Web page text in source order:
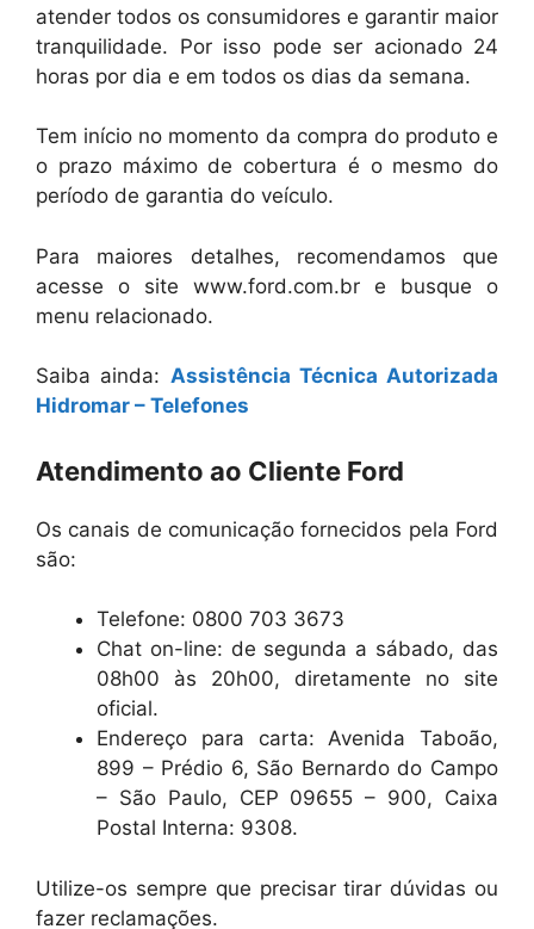
atender todos os consumidores e garantir maior
tranquilidade. Por isso pode ser acionado 24
horas por dia e em todos os dias da semana.
Tem início no momento da compra do produto e
o prazo máximo de cobertura é o mesmo do
período de garantia do veículo.
Para maiores detalhes, recomendamos que
acesse o site www.ford.com.br e busque o
menu relacionado.
Saiba ainda: Assistência Técnica Autorizada
Hidromar – Telefones
Atendimento ao Cliente Ford
Os canais de comunicação fornecidos pela Ford
são:
Telefone: 0800 703 3673
Chat on-line: de segunda a sábado, das
08h00 às 20h00, diretamente no site
oficial.
Endereço para carta: Avenida Taboão,
899 – Prédio 6, São Bernardo do Campo
– São Paulo, CEP 09655 – 900, Caixa
Postal Interna: 9308.
Utilize-os sempre que precisar tirar dúvidas ou
fazer reclamações.